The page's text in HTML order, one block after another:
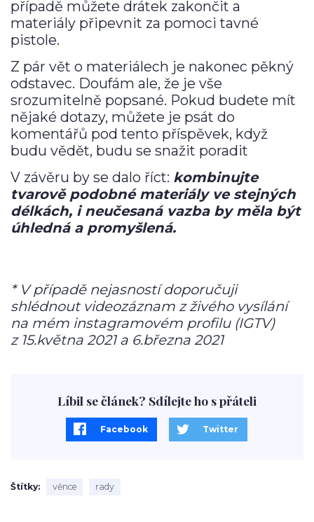
případě můžete drátek zakončit a
materiály připevnit za pomoci tavné
pistole.
Z pár vět o materiálech je nakonec pěkný
odstavec. Doufám ale, že je vše
srozumitelně popsané. Pokud budete mít
nějaké dotazy, můžete je psát do
komentářů pod tento příspěvek, když
budu vědět, budu se snažit poradit
V závěru by se dalo říct: kombinujte
tvarově podobné materiály ve stejných
délkách, i neučesaná vazba by měla být
úhledná a promyšlená.
* V případě nejasností doporučuji
shlédnout videozáznam z živého vysílání
na mém instagramovém profilu (IGTV)
z 15.května 2021 a 6.března 2021
Líbil se článek? Sdílejte ho s přáteli
Facebook Twitter
Štítky věnce rady